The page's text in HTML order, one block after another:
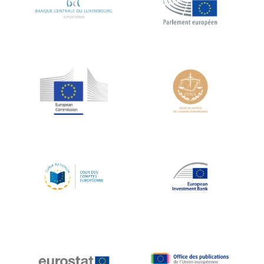
Koen LENAERTS
Lucas Papademos
Máire Geoghegan-Quinn
Manolis Mavrommatis
Mario Centeno
Mario Monti